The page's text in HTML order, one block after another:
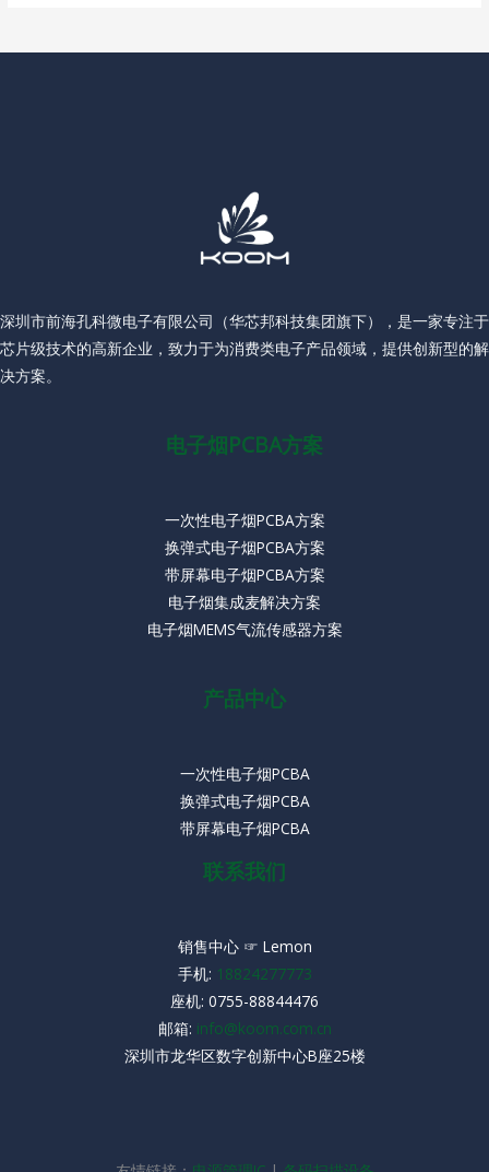
深圳市前海孔科微电子有限公司（华芯邦科技集团旗下），是一家专注于
芯片级技术的高新企业，致力于为消费类电子产品领域，提供创新型的解
决方案。
电子烟PCBA方案
一次性电子烟PCBA方案
换弹式电子烟PCBA方案
带屏幕电子烟PCBA方案
电子烟集成麦解决方案
电子烟MEMS气流传感器方案
产品中心
一次性电子烟PCBA
换弹式电子烟PCBA
带屏幕电子烟PCBA
联系我们
销售中心 ☞ Lemon
手机: 18824277773
座机: 0755-88844476
邮箱: info@koom.com.cn
深圳市龙华区数字创新中心B座25楼